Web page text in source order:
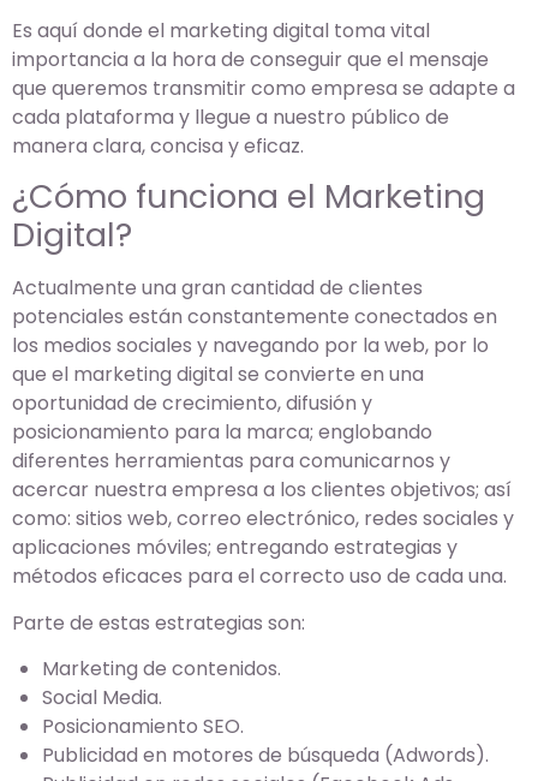
Es aquí donde el marketing digital toma vital
importancia a la hora de conseguir que el mensaje
que queremos transmitir como empresa se adapte a
cada plataforma y llegue a nuestro público de
manera clara, concisa y eficaz.
¿Cómo funciona el Marketing
Digital?
Actualmente una gran cantidad de clientes
potenciales están constantemente conectados en
los medios sociales y navegando por la web, por lo
que el marketing digital se convierte en una
oportunidad de crecimiento, difusión y
posicionamiento para la marca; englobando
diferentes herramientas para comunicarnos y
acercar nuestra empresa a los clientes objetivos; así
como: sitios web, correo electrónico, redes sociales y
aplicaciones móviles; entregando estrategias y
métodos eficaces para el correcto uso de cada una.
Parte de estas estrategias son:
Marketing de contenidos.
Social Media.
Posicionamiento SEO.
Publicidad en motores de búsqueda (Adwords).